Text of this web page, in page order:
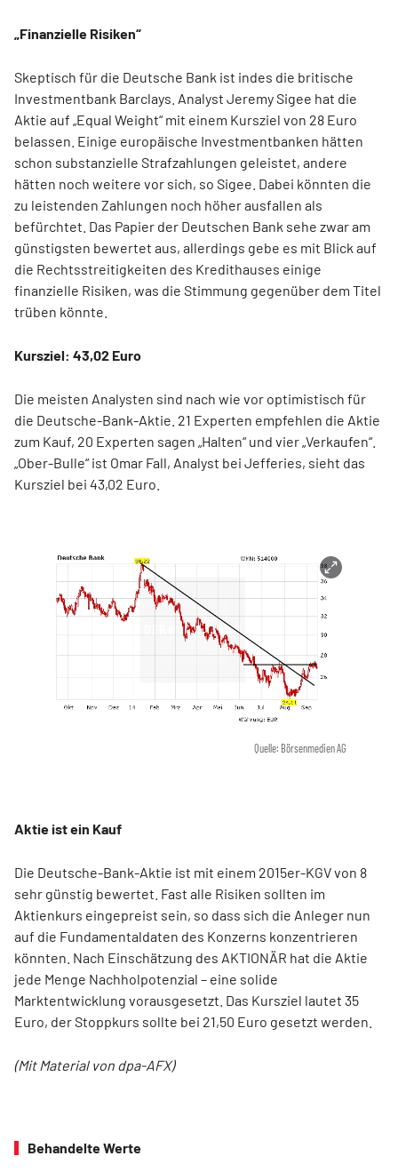
„Finanzielle Risiken“
Skeptisch für die Deutsche Bank ist indes die britische
Investmentbank Barclays. Analyst Jeremy Sigee hat die
Aktie auf „Equal Weight“ mit einem Kursziel von 28 Euro
belassen. Einige europäische Investmentbanken hätten
schon substanzielle Strafzahlungen geleistet, andere
hätten noch weitere vor sich, so Sigee. Dabei könnten die
zu leistenden Zahlungen noch höher ausfallen als
befürchtet. Das Papier der Deutschen Bank sehe zwar am
günstigsten bewertet aus, allerdings gebe es mit Blick auf
die Rechtsstreitigkeiten des Kredithauses einige
finanzielle Risiken, was die Stimmung gegenüber dem Titel
trüben könnte.
Kursziel: 43,02 Euro
Die meisten Analysten sind nach wie vor optimistisch für
die Deutsche-Bank-Aktie. 21 Experten empfehlen die Aktie
zum Kauf, 20 Experten sagen „Halten“ und vier „Verkaufen“.
„Ober-Bulle“ ist Omar Fall, Analyst bei Jefferies, sieht das
Kursziel bei 43,02 Euro.
Quelle: Börsenmedien AG
Aktie ist ein Kauf
Die Deutsche-Bank-Aktie ist mit einem 2015er-KGV von 8
sehr günstig bewertet. Fast alle Risiken sollten im
Aktienkurs eingepreist sein, so dass sich die Anleger nun
auf die Fundamentaldaten des Konzerns konzentrieren
könnten. Nach Einschätzung des AKTIONÄR hat die Aktie
jede Menge Nachholpotenzial – eine solide
Marktentwicklung vorausgesetzt. Das Kursziel lautet 35
Euro, der Stoppkurs sollte bei 21,50 Euro gesetzt werden.
(Mit Material von dpa-AFX)
Behandelte Werte